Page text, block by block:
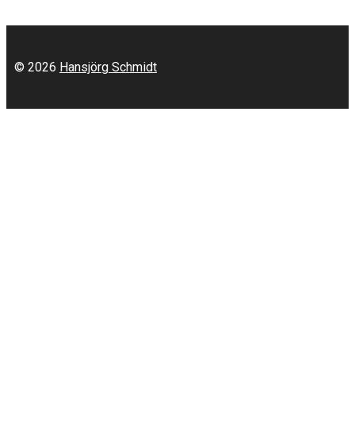
© 2026 Hansjörg Schmidt